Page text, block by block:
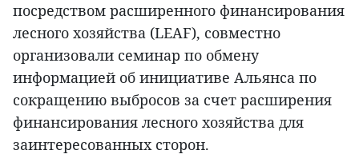
посредством расширенного финансирования
лесного хозяйства (LEAF), совместно
организовали семинар по обмену
информацией об инициативе Альянса по
сокращению выбросов за счет расширения
финансирования лесного хозяйства для
заинтересованных сторон.